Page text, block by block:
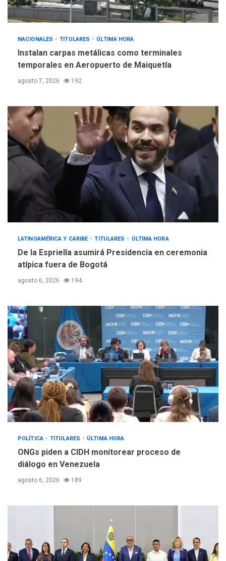
debate principios no
nucleares
NACIONALES TITULARES ÚLTIMA HORA
Instalan carpas metálicas como terminales
temporales en Aeropuerto de Maiquetía
agosto 7, 2026 192
LATINOAMÉRICA Y CARIBE TITULARES ÚLTIMA HORA
De la Espriella asumirá Presidencia en ceremonia
atípica fuera de Bogotá
agosto 6, 2026 194
POLÍTICA TITULARES ÚLTIMA HORA
ONGs piden a CIDH monitorear proceso de
diálogo en Venezuela
agosto 6, 2026 189